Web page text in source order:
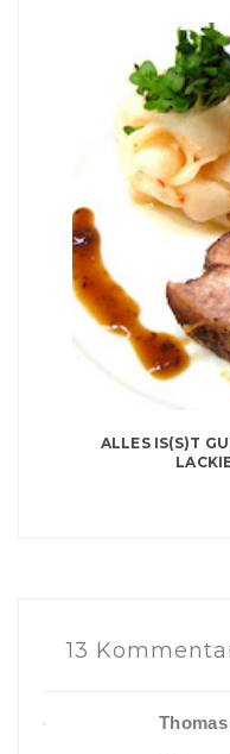
ALLES IS(S)T
13
Thomas